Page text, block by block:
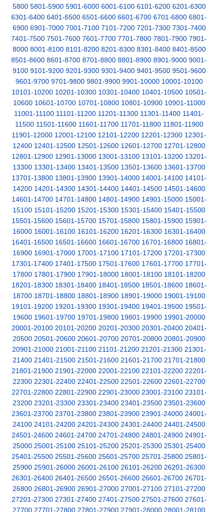
5800 5801-5900 5901-6000 6001-6100 6101-6200 6201-6300
6301-6400 6401-6500 6501-6600 6601-6700 6701-6800 6801-
6900 6901-7000 7001-7100 7101-7200 7201-7300 7301-7400
7401-7500 7501-7600 7601-7700 7701-7800 7801-7900 7901-
8000 8001-8100 8101-8200 8201-8300 8301-8400 8401-8500
8501-8600 8601-8700 8701-8800 8801-8900 8901-9000 9001-
9100 9101-9200 9201-9300 9301-9400 9401-9500 9501-9600
9601-9700 9701-9800 9801-9900 9901-10000 10001-10100
10101-10200 10201-10300 10301-10400 10401-10500 10501-
10600 10601-10700 10701-10800 10801-10900 10901-11000
11001-11100 11101-11200 11201-11300 11301-11400 11401-
11500 11501-11600 11601-11700 11701-11800 11801-11900
11901-12000 12001-12100 12101-12200 12201-12300 12301-
12400 12401-12500 12501-12600 12601-12700 12701-12800
12801-12900 12901-13000 13001-13100 13101-13200 13201-
13300 13301-13400 13401-13500 13501-13600 13601-13700
13701-13800 13801-13900 13901-14000 14001-14100 14101-
14200 14201-14300 14301-14400 14401-14500 14501-14600
14601-14700 14701-14800 14801-14900 14901-15000 15001-
15100 15101-15200 15201-15300 15301-15400 15401-15500
15501-15600 15601-15700 15701-15800 15801-15900 15901-
16000 16001-16100 16101-16200 16201-16300 16301-16400
16401-16500 16501-16600 16601-16700 16701-16800 16801-
16900 16901-17000 17001-17100 17101-17200 17201-17300
17301-17400 17401-17500 17501-17600 17601-17700 17701-
17800 17801-17900 17901-18000 18001-18100 18101-18200
18201-18300 18301-18400 18401-18500 18501-18600 18601-
18700 18701-18800 18801-18900 18901-19000 19001-19100
19101-19200 19201-19300 19301-19400 19401-19500 19501-
19600 19601-19700 19701-19800 19801-19900 19901-20000
20001-20100 20101-20200 20201-20300 20301-20400 20401-
20500 20501-20600 20601-20700 20701-20800 20801-20900
20901-21000 21001-21100 21101-21200 21201-21300 21301-
21400 21401-21500 21501-21600 21601-21700 21701-21800
21801-21900 21901-22000 22001-22100 22101-22200 22201-
22300 22301-22400 22401-22500 22501-22600 22601-22700
22701-22800 22801-22900 22901-23000 23001-23100 23101-
23200 23201-23300 23301-23400 23401-23500 23501-23600
23601-23700 23701-23800 23801-23900 23901-24000 24001-
24100 24101-24200 24201-24300 24301-24400 24401-24500
24501-24600 24601-24700 24701-24800 24801-24900 24901-
25000 25001-25100 25101-25200 25201-25300 25301-25400
25401-25500 25501-25600 25601-25700 25701-25800 25801-
25900 25901-26000 26001-26100 26101-26200 26201-26300
26301-26400 26401-26500 26501-26600 26601-26700 26701-
26800 26801-26900 26901-27000 27001-27100 27101-27200
27201-27300 27301-27400 27401-27500 27501-27600 27601-
27700 27701-27800 27801-27900 27901-28000 28001-28100